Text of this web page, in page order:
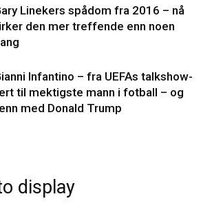
Linekers spådom fra 2016 – nå
den mer treffende enn noen
Infantino – fra UEFAs talkshow-
til mektigste mann i fotball – og
med Donald Trump
display